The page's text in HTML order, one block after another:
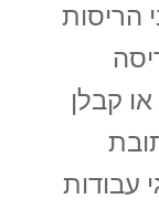
הריסות
קבלן
עבודות